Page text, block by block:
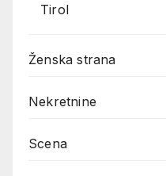
Tirol
Ženska strana
Nekretnine
Scena